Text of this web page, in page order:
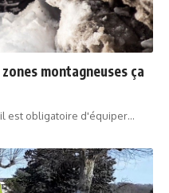
montagneuses ça
il est obligatoire d'équiper…